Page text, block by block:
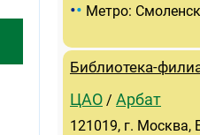
•• Метро:
Библиотека-
ЦАО / Арбат
121019, г. Москва,